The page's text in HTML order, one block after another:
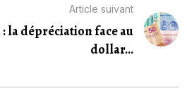
Article suivant
la dépréciation face au
dollar...